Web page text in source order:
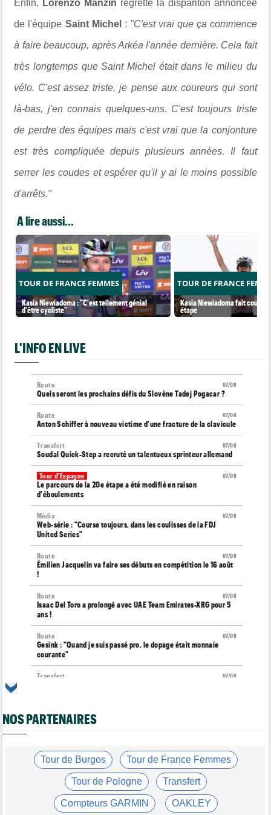
Enfin, Lorenzo Manzin regrette la dispariton annoncée
de l'équipe Saint Michel : "C'est vrai que ça commence
à faire beaucoup, après Arkéa l'année dernière. Cela fait
très longtemps que Saint Michel était dans le milieu du
vélo. C'est assez triste, je pense aux coureurs qui sont
là-bas, j'en connais quelques-uns. C'est toujours triste
de perdre des équipes mais c'est vrai que la conjonture
est très compliquée depuis plusieurs années. Il faut
serrer les coudes et espérer qu'il y ai le moins possible
d'arrêts."
A lire aussi...
TOUR DE FRANCE FEMMES
Kasia Niewiadoma : "C'est tellement génial
d'être cycliste"
TOUR DE FRANCE
Kasia Niewiadoma fait coup
étape
L'INFO EN LIVE
07/08
Route
Quels seront les prochains défis du Slovène Tadej Pogacar ?
07/08
Route
Anton Schiffer à nouveau victime d'une fracture de la clavicule
07/08
Transfert
Soudal Quick-Step a recruté un talentueux sprinteur allemand
07/08
Tour d'Espagne
Le parcours de la 20e étape a été modifié en raison
d'éboulements
07/08
Média
Web-série : "Course toujours, dans les coulisses de la FDJ
United Series"
07/08
Route
Émilien Jacquelin va faire ses débuts en compétition le 16 août
!
07/08
Route
Isaac Del Toro a prolongé avec UAE Team Emirates-XRG pour 5
ans !
07/08
Route
Gesink : "Quand je suis passé pro, le dopage était monnaie
courante"
07/08
Transfert
Transfert
Lotto-Intermarché fait passer pro trois jeunes de sa formation
Kasia Niewiadoma : "C'est tellement génial d'être cycliste"
Tour de Burgos
Matthew Brennan : "Je me suis retrouvé un peu trop loin…"
Tour de Burgos
NOS PARTENAIRES
Tour de Burgos Tour de France Femmes
Tour de Pologne Transfert
Compteurs GARMIN OAKLEY